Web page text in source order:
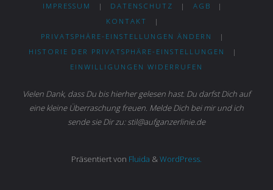
IMPRESSUM | DATENSCHUTZ | AGB
|
KONTAKT
|
PRIVATSPHÄRE-EINSTELLUNGEN ÄNDERN
|
HISTORIE DER PRIVATSPHÄRE-EINSTELLUNGEN
|
EINWILLIGUNGEN WIDERRUFEN
Vielen Dank, dass Du bis hierher gelesen hast. Du darfst Dich auf
eine kleine Überraschung freuen. Melde Dich bei mir und ich
sende sie Dir zu: stil@aufganzerlinie.de
Präsentiert von Fluida &WordPress.